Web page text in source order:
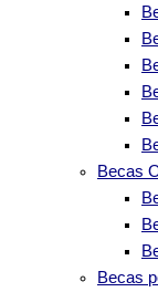
Becas
Becas